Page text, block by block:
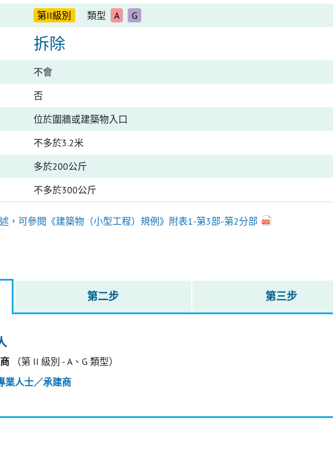
第II級別 類型 A G
拆除
不會
否
位於圍牆或建築物入口
不多於3.2米
多於200公斤
不多於300公斤
，可參閱《建築物（小型工程）規例》附表1-第3部-第2分部
第二步 第三步
（第 II 級別 - A、G 類型）
業人士／承建商